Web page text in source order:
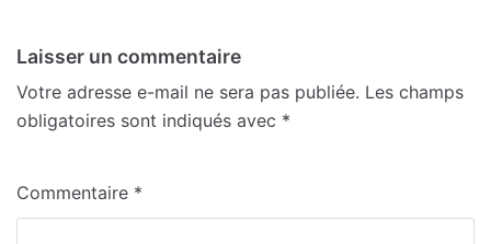
Laisser un commentaire
Votre adresse e-mail ne sera pas publiée. Les champs
obligatoires sont indiqués avec *
Commentaire *